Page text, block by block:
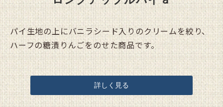
パイ生地の上にバニラシード入りのクリームを絞り、
ハーフの糖漬りんごをのせた商品です。
詳しく見る